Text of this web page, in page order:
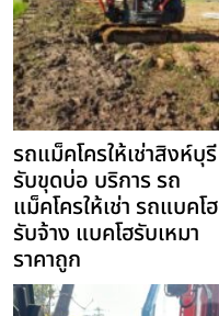
รถแม็คโครให้เช่าสิงห์บุรี
รับขุดบ่อ บริการ รถ
แม็คโครให้เช่า รถแบคโฮ
รับจ้าง แบคโฮรับเหมา
ราคาถูก